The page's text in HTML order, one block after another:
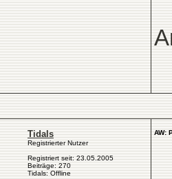
Tidals
Registrierter Nutzer
Registriert seit: 23.05.2005
Beiträge: 270
Tidals: Offline
AW: